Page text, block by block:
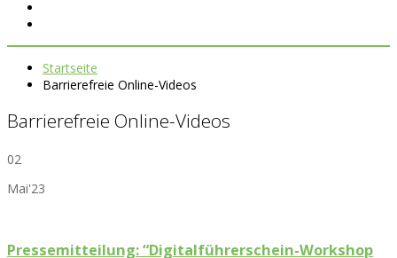
Startseite
Barrierefreie Online-Videos
Barrierefreie Online-Videos
02
Mai'23
Pressemitteilung: “Digitalführerschein-Workshop